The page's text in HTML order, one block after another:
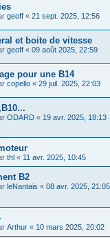
geoff « 21 sept. 2025, 12:56
et boite de vitesse
geoff « 09 août 2025, 22:59
pour une B14
copello « 29 juil. 2025, 22:03
ODARD « 19 avr. 2025, 18:13
thl « 11 avr. 2025, 10:45
B2
leNantais « 08 avr. 2025, 21:05
Arthur « 10 mars 2025, 20:02